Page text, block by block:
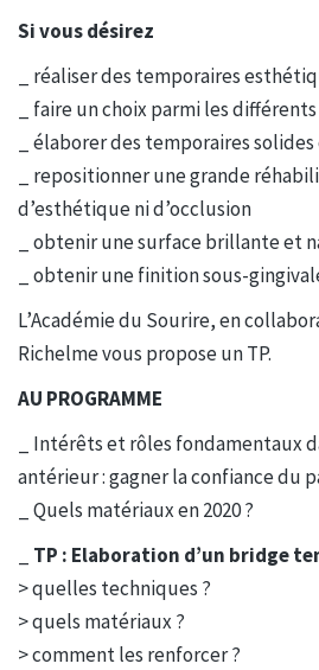
Si vous désirez
_ réaliser des temporaires
_ faire un choix parmi les
_ élaborer des temporaires
_ repositionner une grande
d’esthétique ni d’occlusion
_ obtenir une surface brillante et
_ obtenir une finition sous-
L’Académie du Sourire, en
Richelme vous propose un TP.
AU PROGRAMME
_ Intérêts et rôles fondamentaux
antérieur : gagner la confiance du
_ Quels matériaux en 2020 ?
TP : Elaboration d’un bridge
> quelles techniques ?
> quels matériaux ?
> comment les renforcer ?